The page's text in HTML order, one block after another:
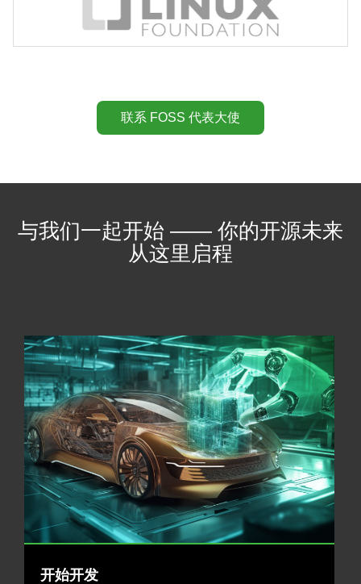
source projects to accelerate technology development
联系 FOSS 代表大使
与我们一起开始 —— 你的开源未来
从这里启程
开始开发